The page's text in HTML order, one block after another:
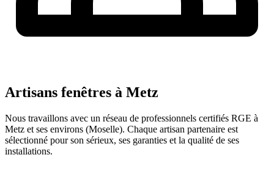
Artisans fenêtres à Metz
Nous travaillons avec un réseau de professionnels certifiés RGE à
Metz et ses environs (Moselle). Chaque artisan partenaire est
sélectionné pour son sérieux, ses garanties et la qualité de ses
installations.